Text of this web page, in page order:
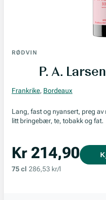
RØDVIN
P. A.
Frankrike, Bordeaux
Lang, fast og nyansert, preg
litt bringebær, te, tobakk og fat.
Kr 214,90
75 cl 286,53 kr/l